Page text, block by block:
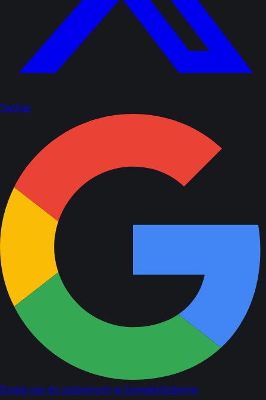
Twitter
Dodaj nas do ulubionych w GoogleUlubione